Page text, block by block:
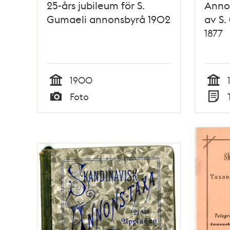
25-års jubileum för S.
Gumaeli annonsbyrå 1902
Tid
1900
Typ
Foto
av
1877
Tid
Typ